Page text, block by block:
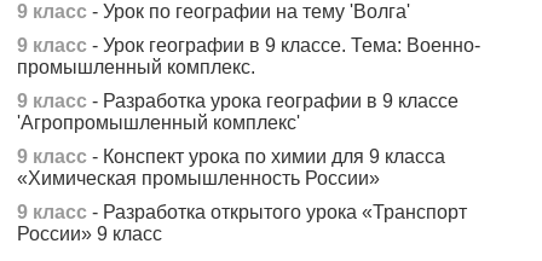
9 класс - Урок по географии на тему 'Волга'
9 класс - Урок географии в 9 классе. Тема: Военно-
промышленный комплекс.
9 класс - Разработка урока географии в 9 классе
'Агропромышленный комплекс'
9 класс - Конспект урока по химии для 9 класса
«Химическая промышленность России»
9 класс - Разработка открытого урока «Транспорт
России» 9 класс